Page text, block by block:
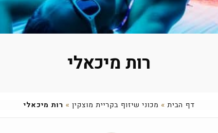
רות מיכאלי
דף הבית » מכוני שיזוף בקריית מוצקין » רות מיכאלי